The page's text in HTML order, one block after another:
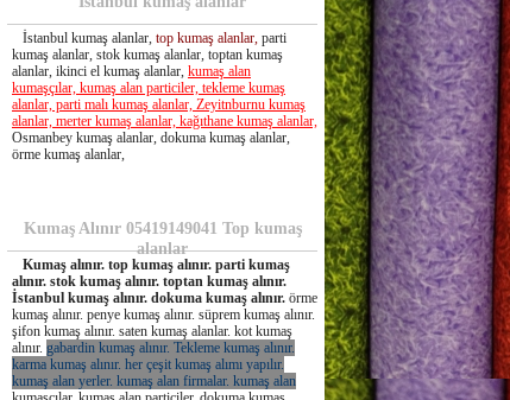
İstanbul kumaş alanlar, top kumaş alanlar, parti
kumaş alanlar, stok kumaş alanlar, toptan kumaş
alanlar, ikinci el kumaş alanlar, kumaş alan
kumaşçılar, kumaş alan particiler, tekleme kumaş
alanlar, parti malı kumaş alanlar, Zeyitnburnu kumaş
alanlar, merter kumaş alanlar, kağıthane kumaş alanlar,
Osmanbey kumaş alanlar, dokuma kumaş alanlar,
örme kumaş alanlar,
Kumaş Alınır 05419149041 Top kumaş
alanlar
Kumaş alınır. top kumaş alınır. parti kumaş
alınır. stok kumaş alınır. toptan kumaş alınır.
İstanbul kumaş alınır. dokuma kumaş alınır. örme
kumaş alınır. penye kumaş alınır. süprem kumaş alınır.
şifon kumaş alınır. saten kumaş alanlar. kot kumaş
alınır. gabardin kumaş alınır. Tekleme kumaş alınır.
karma kumaş alınır. her çeşit kumaş alımı yapılır.
kumaş alan yerler. kumaş alan firmalar. kumaş alan